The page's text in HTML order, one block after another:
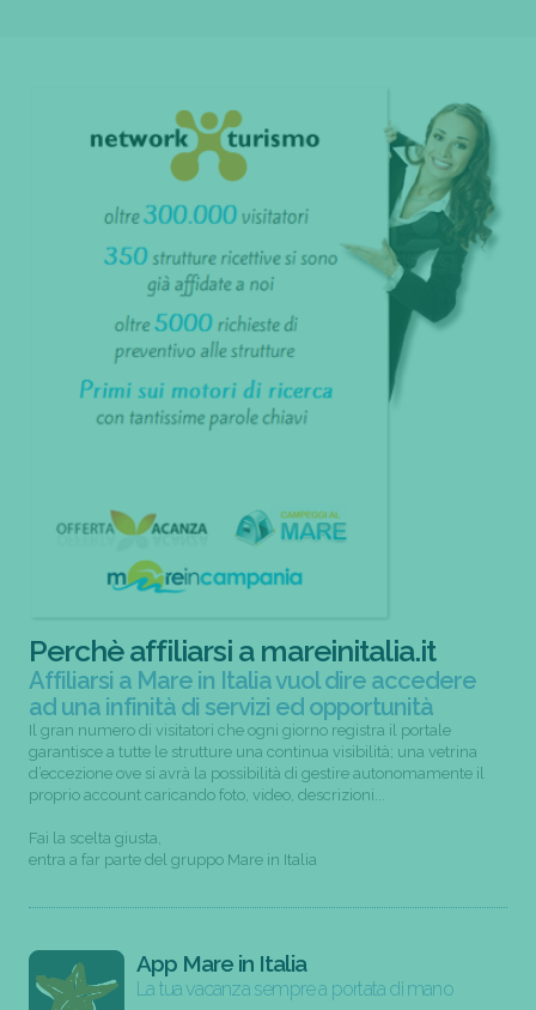
Perchè affiliarsi a mareinitalia.it
Affiliarsi a Mare in Italia vuol dire accedere
ad una infinità di servizi ed opportunità
Il gran numero di visitatori che ogni giorno registra il portale
garantisce a tutte le strutture una continua visibilità; una vetrina
d’eccezione ove si avrà la possibilità di gestire autonomamente il
proprio account caricando foto, video, descrizioni...
Fai la scelta giusta,
entra a far parte del gruppo Mare in Italia
App Mare in Italia
La tua vacanza sempre a portata di mano